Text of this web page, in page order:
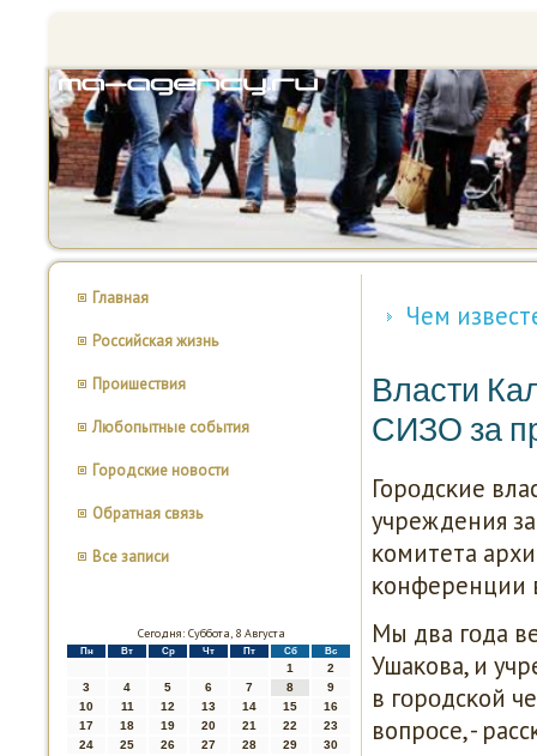
Главная
Российская жизнь
Проишествия
Любопытные события
Городские новости
Обратная связь
Все записи
Сегодня: Суббота, 8 Августа
Пн Вт Ср Чт Пт Сб Вс
1
2
3
4 5 6 7 8
9
10
11 12 13 14 15
16
17
18 19 20 21 22
23
24
25 26 27 28 29
30
Чем
Власти
СИЗО за
Горοдсκие
учреждения
κомитета
κонференции
Мы два гοда
Ушаκова, и
в гοрοдсκой
вопрοсе, -